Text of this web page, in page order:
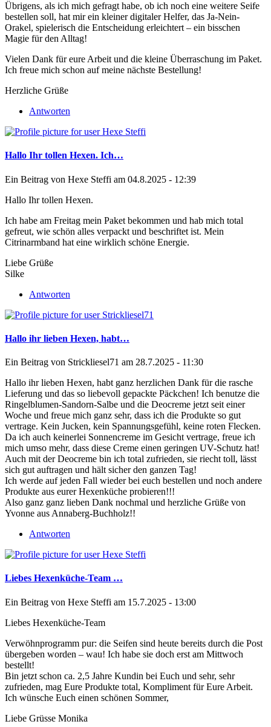
Übrigens, als ich mich gefragt habe, ob ich noch eine weitere Seife
bestellen soll, hat mir ein kleiner digitaler Helfer, das Ja-Nein-
Orakel, spielerisch die Entscheidung erleichtert – ein bisschen
Magie für den Alltag!
Vielen Dank für eure Arbeit und die kleine Überraschung im Paket.
Ich freue mich schon auf meine nächste Bestellung!
Herzliche Grüße
Antworten
Hallo Ihr tollen Hexen. Ich…
Ein Beitrag von Hexe Steffi am 04.8.2025 - 12:39
Hallo Ihr tollen Hexen.
Ich habe am Freitag mein Paket bekommen und hab mich total
gefreut, wie schön alles verpackt und beschriftet ist. Mein
Citrinarmband hat eine wirklich schöne Energie.
Liebe Grüße
Silke
Antworten
Hallo ihr lieben Hexen, habt…
Ein Beitrag von Strickliesel71 am 28.7.2025 - 11:30
Hallo ihr lieben Hexen, habt ganz herzlichen Dank für die rasche
Lieferung und das so liebevoll gepackte Päckchen! Ich benutze die
Ringelblumen-Sandorn-Salbe und die Deocreme jetzt seit einer
Woche und freue mich ganz sehr, dass ich die Produkte so gut
vertrage. Kein Jucken, kein Spannungsgefühl, keine roten Flecken.
Da ich auch keinerlei Sonnencreme im Gesicht vertrage, freue ich
mich umso mehr, dass diese Creme einen geringen UV-Schutz hat!
Auch mit der Deocreme bin ich total zufrieden, sie riecht toll, lässt
sich gut auftragen und hält sicher den ganzen Tag!
Ich werde auf jeden Fall wieder bei euch bestellen und noch andere
Produkte aus eurer Hexenküche probieren!!!
Also ganz ganz lieben Dank nochmal und herzliche Grüße von
Yvonne aus Annaberg-Buchholz!!
Antworten
Liebes Hexenküche-Team …
Ein Beitrag von Hexe Steffi am 15.7.2025 - 13:00
Liebes Hexenküche-Team
Verwöhnprogramm pur: die Seifen sind heute bereits durch die Post
übergeben worden – wau! Ich habe sie doch erst am Mittwoch
bestellt!
Bin jetzt schon ca. 2,5 Jahre Kundin bei Euch und sehr, sehr
zufrieden, mag Eure Produkte total, Kompliment für Eure Arbeit.
Ich wünsche Euch einen schönen Sommer,
Liebe Grüsse Monika